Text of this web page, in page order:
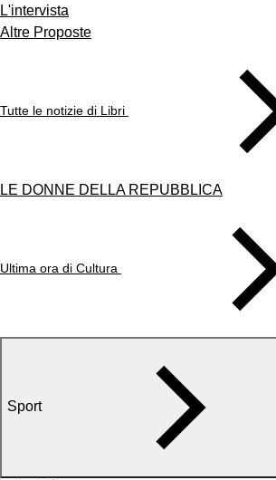
L'intervista
Altre Proposte
Tutte le notizie di Libri
LE DONNE DELLA REPUBBLICA
Ultima ora di Cultura
Sport